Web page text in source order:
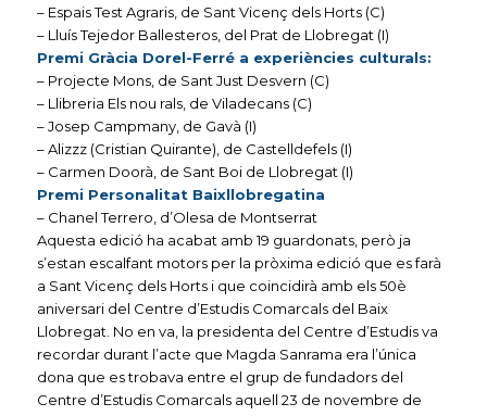
– Espais Test Agraris, de Sant Vicenç dels Horts (C)
– Lluís Tejedor Ballesteros, del Prat de Llobregat (I)
Premi Gràcia Dorel-Ferré a experiències culturals:
– Projecte Mons, de Sant Just Desvern (C)
– Llibreria Els nou rals, de Viladecans (C)
– Josep Campmany, de Gavà (I)
– Alizzz (Cristian Quirante), de Castelldefels (I)
– Carmen Doorà, de Sant Boi de Llobregat (I)
Premi Personalitat Baixllobregatina
– Chanel Terrero, d’Olesa de Montserrat
Aquesta edició ha acabat amb 19 guardonats, però ja
s’estan escalfant motors per la pròxima edició que es farà
a Sant Vicenç dels Horts i que coincidirà amb els 50è
aniversari del Centre d’Estudis Comarcals del Baix
Llobregat. No en va, la presidenta del Centre d’Estudis va
recordar durant l’acte que Magda Sanrama era l’única
dona que es trobava entre el grup de fundadors del
Centre d’Estudis Comarcals aquell 23 de novembre de